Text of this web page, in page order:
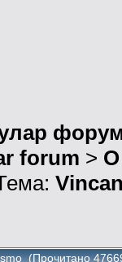
forum > О
(Прочитано